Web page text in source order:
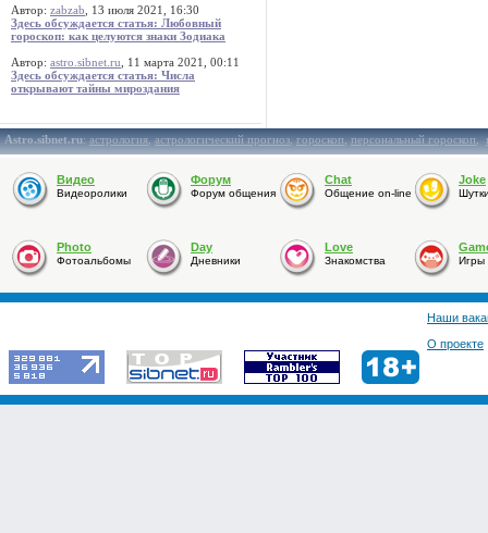
Автор: zabzab , 13 июля 2021, 16:30
Здесь обсуждается статья: Любовный
гороскоп: как целуются знаки Зодиака
Автор: astro.sibnet.ru , 11 марта 2021, 00:11
Здесь обсуждается статья: Числа
открывают тайны мироздания
Astro.sibnet.ru:астрология,астрологический прогноз,гороскоп,персональный гороскоп,
Видео
Видеоролики
Форум
Форум общения
Chat
Общение on-line
Joke
Photo
Фотоальбомы
Day
Дневники
Love
Знакомства Игры
Наши
О проекте